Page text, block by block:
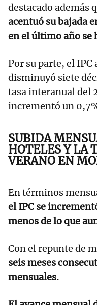
destacado además
acentuó su bajada
en el último año se
Por su parte, el
disminuyó siete
tasa interanual del
incrementó un
SUBIDA
HOTELES Y LA
VERANO EN
En términos
el IPC se
menos de lo que
Con el repunte de
seis meses
mensuales.